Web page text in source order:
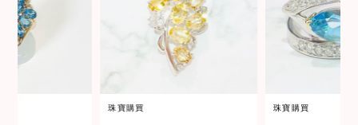
珠寶購買 珠寶購買